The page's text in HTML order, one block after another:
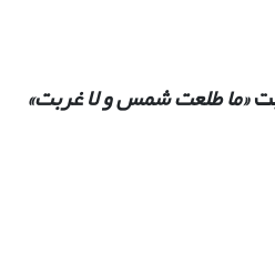
«ما طلعت شمس و لا غربت»